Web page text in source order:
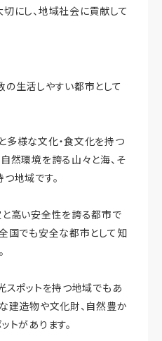
にし、地域社会に貢献して
生活しやすい都市として
多様な文化・食文化を持つ
然環境を誇る山々と海、そ
地域です。
と高い安全性を誇る都市で
国でも安全な都市として知
スポットを持つ地域でもあ
建造物や文化財、自然豊か
トがあります。